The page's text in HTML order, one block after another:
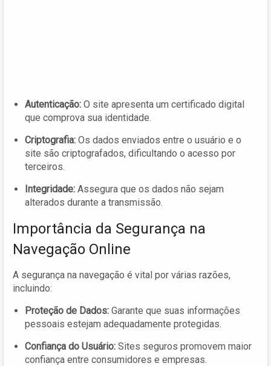
Autenticação: O site apresenta um certificado digital
que comprova sua identidade.
Criptografia: Os dados enviados entre o usuário e o
site são criptografados, dificultando o acesso por
terceiros.
Integridade: Assegura que os dados não sejam
alterados durante a transmissão.
Importância da Segurança na
Navegação Online
A segurança na navegação é vital por várias razões,
incluindo:
Proteção de Dados: Garante que suas informações
pessoais estejam adequadamente protegidas.
Confiança do Usuário: Sites seguros promovem maior
confiança entre consumidores e empresas.